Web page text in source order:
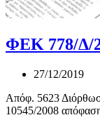
ΦΕΚ 778/Δ/
27/12/2019
Απόφ. 5623
10545/2008